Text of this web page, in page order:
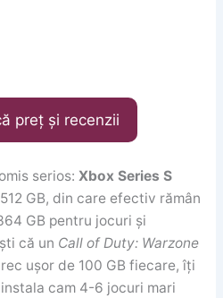
preț și recenzii
serios: Xbox Series S
GB, din care efectiv rămân
GB pentru jocuri și
că un Call of Duty: Warzone
ușor de 100 GB fiecare, îți
cam 4-6 jocuri mari